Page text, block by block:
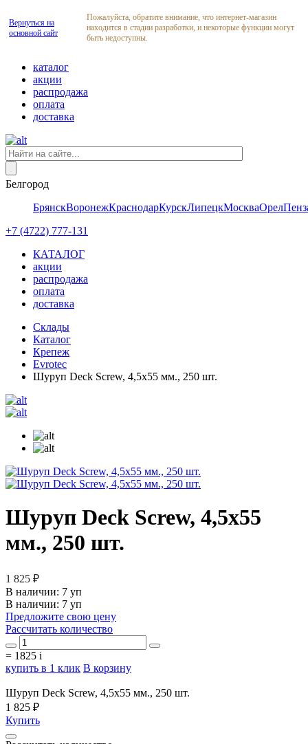
Вернуться на
основной сайт
Пожалуйста, обратите внимание, что интернет-магазин
находится в стадии разработки, и некоторые функции могут
быть недоступны.
каталог
акции
распродажа
оплата
доставка
Белгород
БрянскВоронежКраснодарКурскЛипецкМоскваОрел
+7 (4722) 777-131
КАТАЛОГ
акции
распродажа
оплата
доставка
Склады
Каталог
Крепеж
Evrotec
Шуруп Deck Screw, 4,5х55 мм., 250 шт.
Шуруп Deck Screw, 4,5х55
мм., 250 шт.
1 825 ₽
В наличии: 7 уп
В наличии: 7 уп
Предложите свою цену
Рассчитать количество
= 1825 i
купить в 1 клик В корзину
Шуруп Deck Screw, 4,5х55 мм., 250 шт.
1 825 ₽
Купить